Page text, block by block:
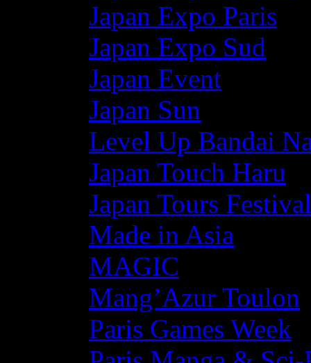
Japan Expo Paris
Japan Expo Sud
Japan Event
Japan Sun
Level Up Bandai
Japan Touch Haru
Japan Tours Festival
Made in Asia
MAGIC
Mang’Azur Toulon
Paris Games Week